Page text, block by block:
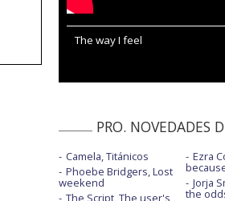
The way I feel
PRO. NOVEDADES
Camela, Titánicos
Phoebe Bridgers, Lost
weekend
The Script, The user's
Ezra
Jorja
the